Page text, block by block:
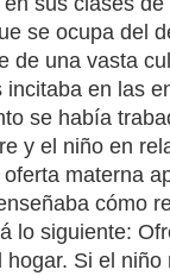
se ocupa del
de una vasta
en las
se había
y el niño en
materna
cómo
lo siguiente:
Si el